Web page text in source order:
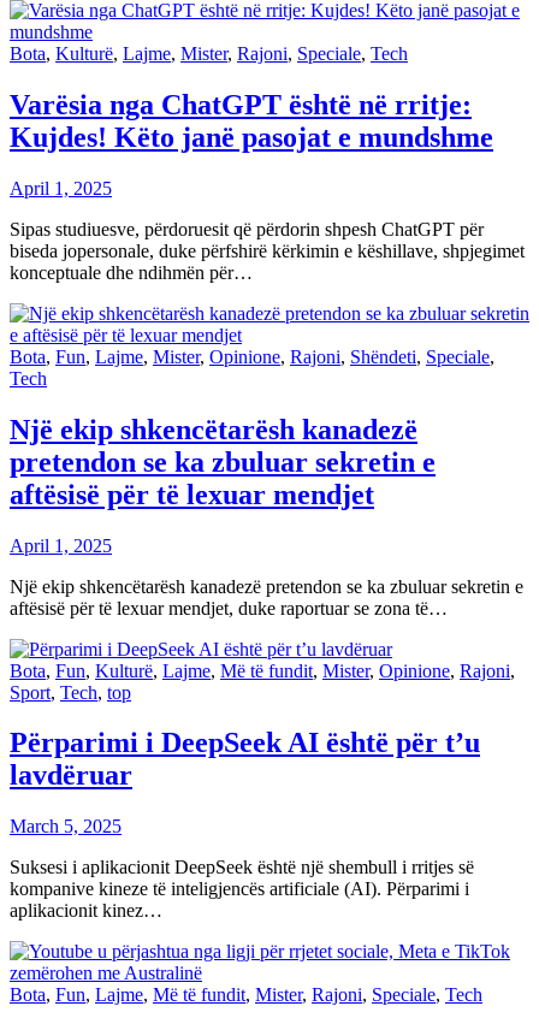
Bota, Kulturë, Lajme, Mister, Rajoni, Speciale, Tech
Varësia nga ChatGPT është në rritje:
Kujdes! Këto janë pasojat e mundshme
April 1, 2025
Sipas studiuesve, përdoruesit që përdorin shpesh ChatGPT për
biseda jopersonale, duke përfshirë kërkimin e këshillave, shpjegimet
konceptuale dhe ndihmën për…
Bota, Fun, Lajme, Mister, Opinione, Rajoni, Shëndeti, Speciale,
Tech
Një ekip shkencëtarësh kanadezë
pretendon se ka zbuluar sekretin e
aftësisë për të lexuar mendjet
April 1, 2025
Një ekip shkencëtarësh kanadezë pretendon se ka zbuluar sekretin e
aftësisë për të lexuar mendjet, duke raportuar se zona të…
Bota, Fun, Kulturë, Lajme, Më të fundit, Mister, Opinione, Rajoni,
Sport, Tech, top
Përparimi i DeepSeek AI është për t’u
lavdëruar
March 5, 2025
Suksesi i aplikacionit DeepSeek është një shembull i rritjes së
kompanive kineze të inteligjencës artificiale (AI). Përparimi i
aplikacionit kinez…
Bota, Fun, Lajme, Më të fundit, Mister, Rajoni, Speciale, Tech